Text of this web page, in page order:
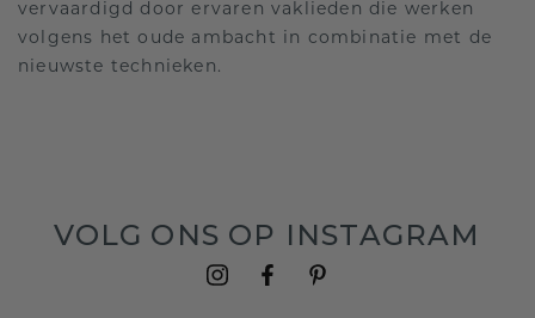
vervaardigd door ervaren vaklieden die werken
volgens het oude ambacht in combinatie met de
nieuwste technieken.
VOLG ONS OP INSTAGRAM